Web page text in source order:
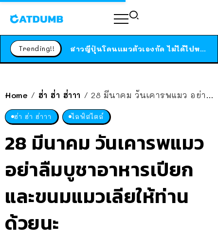
Trending!! ได้เวลาเด็กหนวดรวมตัว RF Online Next เปิดให้เล่นแล้ว เกม Sci-Fi MMORPG ระดับตำนาน เล่นได้ทั้งมือถือและ PC
Home / ฮ่า ฮ่า ฮ่าาา / 28 มีนาคม วันเคารพแมว อย่าลืมบูชาอาหารเปียก และขนมแมวเลียให้ท่านด้วยนะ
ฮ่า ฮ่า ฮ่าาา ไลฟ์สไตล์
28 มีนาคม วันเคารพแมว
อย่าลืมบูชาอาหารเปียก
และขนมแมวเลียให้ท่าน
ด้วยนะ